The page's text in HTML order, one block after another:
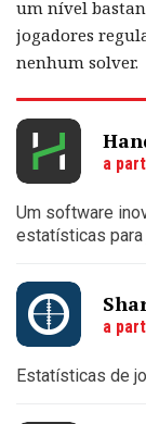
um nível
jogadores
nenhum solver.
a
Um software
estatísticas
a
Estatísticas de